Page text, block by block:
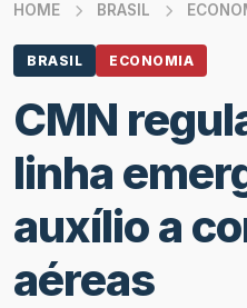
HOME BRASIL
BRASIL ECONOMIA
CMN
linha
auxílio a
aéreas